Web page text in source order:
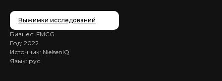
Выжимки исследований
Бизнес: FMCG
Год: 2022
Источник: NielsenIQ
Язык: рус